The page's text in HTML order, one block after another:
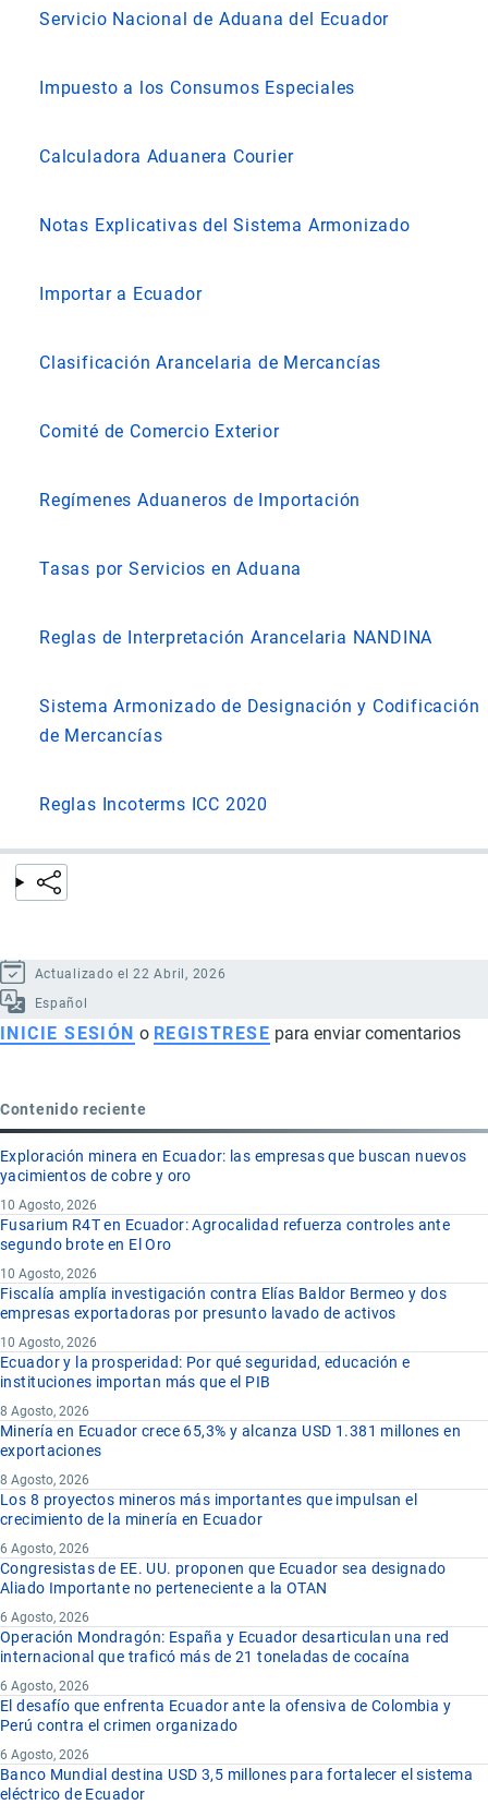
Servicio Nacional de Aduana del Ecuador
Impuesto a los Consumos Especiales
Calculadora Aduanera Courier
Notas Explicativas del Sistema Armonizado
Importar a Ecuador
Clasificación Arancelaria de Mercancías
Comité de Comercio Exterior
Regímenes Aduaneros de Importación
Tasas por Servicios en Aduana
Reglas de Interpretación Arancelaria NANDINA
Sistema Armonizado de Designación y Codificación
de Mercancías
Reglas Incoterms ICC 2020
Actualizado el 22 Abril, 2026
Español
INICIE SESIÓN o REGISTRESE para enviar comentarios
Contenido reciente
Exploración minera en Ecuador: las empresas que buscan nuevos
yacimientos de cobre y oro
10 Agosto, 2026
Fusarium R4T en Ecuador: Agrocalidad refuerza controles ante
segundo brote en El Oro
10 Agosto, 2026
Fiscalía amplía investigación contra Elías Baldor Bermeo y dos
empresas exportadoras por presunto lavado de activos
10 Agosto, 2026
Ecuador y la prosperidad: Por qué seguridad, educación e
instituciones importan más que el PIB
8 Agosto, 2026
Minería en Ecuador crece 65,3% y alcanza USD 1.381 millones en
exportaciones
8 Agosto, 2026
Los 8 proyectos mineros más importantes que impulsan el
crecimiento de la minería en Ecuador
6 Agosto, 2026
Congresistas de EE. UU. proponen que Ecuador sea designado
Aliado Importante no perteneciente a la OTAN
6 Agosto, 2026
Operación Mondragón: España y Ecuador desarticulan una red
internacional que traficó más de 21 toneladas de cocaína
6 Agosto, 2026
El desafío que enfrenta Ecuador ante la ofensiva de Colombia y
Perú contra el crimen organizado
6 Agosto, 2026
Banco Mundial destina USD 3,5 millones para fortalecer el sistema
eléctrico de Ecuador